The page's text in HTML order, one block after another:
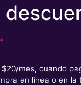
mes, cuando
en línea o en la